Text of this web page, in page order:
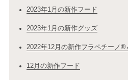
2023年1月の新作フード
2023年1月の新作グッズ
2022年12月の新作フラペチーノ®
12月の新作フード